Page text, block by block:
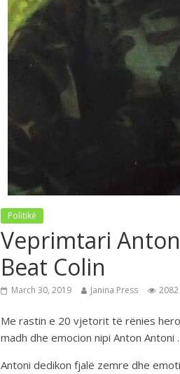
Politikë
Veprimtari
Beat Colin
March 30, 2019 Janina Press
Me rastin e 20 vjetorit të rënies
madh dhe emocion nipi Anton Antoni .
Antoni dedikon fjalë zemre dhe